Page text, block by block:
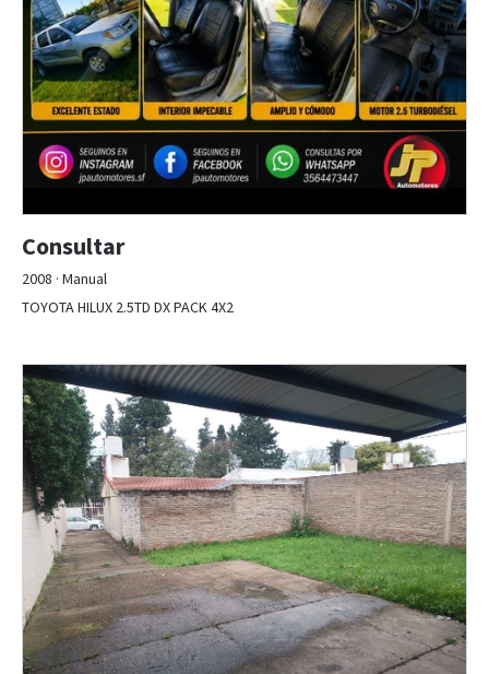
Consultar
2008 · Manual
TOYOTA HILUX 2.5TD DX PACK 4X2